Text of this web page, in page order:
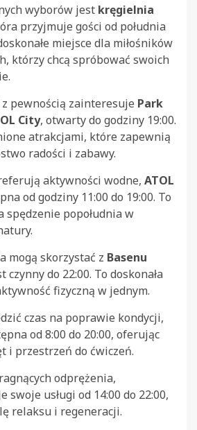
wyborów jest kręgielnia
przyjmuje gości od południa
miejsce dla miłośników
którzy chcą spróbować swoich
pewnością zainteresuje Park
City, otwarty do godziny 19:00.
atrakcjami, które zapewnią
radości i zabawy.
aktywności wodne, ATOL
od godziny 11:00 do 19:00. To
spędzenie popołudnia w
mogą skorzystać z Basenu
czynny do 22:00. To doskonała
fizyczną w jednym.
czas na poprawie kondycji,
od 8:00 do 20:00, oferując
i przestrzeń do ćwiczeń.
odprężenia,
swoje usługi od 14:00 do 22:00,
relaksu i regeneracji.